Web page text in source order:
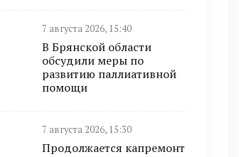
7 августа 2026, 15:40
В Брянской области
обсудили меры по
развитию паллиативной
помощи
7 августа 2026, 15:30
Продолжается капремонт